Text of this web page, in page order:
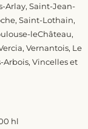
Arlay, Saint-Jean-
Saint-Lothain,
leChâteau,
Vernantois, Le
Vincelles et
hl